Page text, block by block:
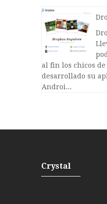
al fin los chicos
desarrollado su
Androi...
Crystal